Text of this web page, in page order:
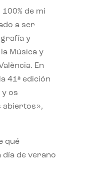
de mi
a ser
y
Música y
En
41ª edición
y os
abiertos»,
qué
día de verano